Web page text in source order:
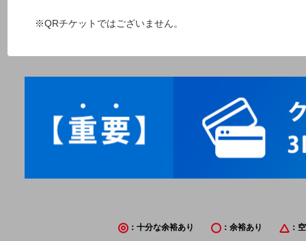
※QRチケットではございません。
：十分な余裕あり ：余裕あり ：